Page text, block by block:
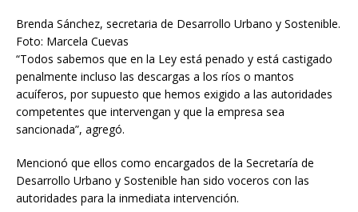
Brenda Sánchez, secretaria de Desarrollo Urbano y Sostenible.
Foto: Marcela Cuevas
“Todos sabemos que en la Ley está penado y está castigado
penalmente incluso las descargas a los ríos o mantos
acuíferos, por supuesto que hemos exigido a las autoridades
competentes que intervengan y que la empresa sea
sancionada”, agregó.
Mencionó que ellos como encargados de la Secretaría de
Desarrollo Urbano y Sostenible han sido voceros con las
autoridades para la inmediata intervención.